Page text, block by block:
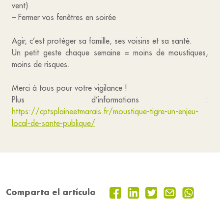
vent)
– Fermer vos fenêtres en soirée
Agir, c’est protéger sa famille, ses voisins et sa santé.
Un petit geste chaque semaine = moins de moustiques,
moins de risques.
Merci à tous pour votre vigilance !
Plus d’informations :
https://cptsplaineetmarais.fr/moustique-tigre-un-enjeu-
local-de-sante-publique/
Comparta el artículo